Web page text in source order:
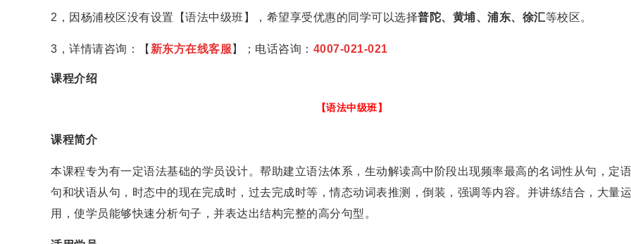
2，因杨浦校区没有设置【语法中级班】，希望享受优惠的同学可以选择普陀、黄埔、浦东、徐汇等校区。
3，详情请咨询：【 新东方在线客服 】；电话咨询： 4007-021-021
课程介绍
【语法中级班】
课程简介
本课程专为有一定语法基础的学员设计。帮助建立语法体系，生动解读高中阶段出现频率最高的名词性从句，定
句和状语从句，时态中的现在完成时，过去完成时等，情态动词表推测，倒装，强调等内容。并讲练结合，大量运
用，使学员能够快速分析句子，并表达出结构完整的高分句型。